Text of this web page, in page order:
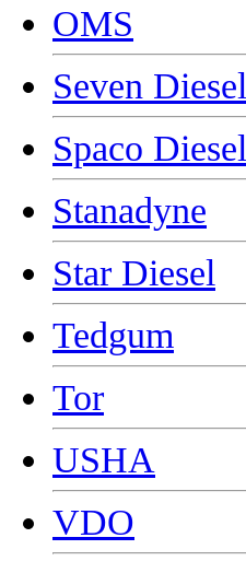
OMS
Seven Diesel
Spaco Diesel
Stanadyne
Star Diesel
Tedgum
Tor
USHA
VDO